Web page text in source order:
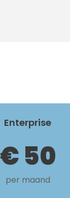
Enterprise
€ 50
per maand